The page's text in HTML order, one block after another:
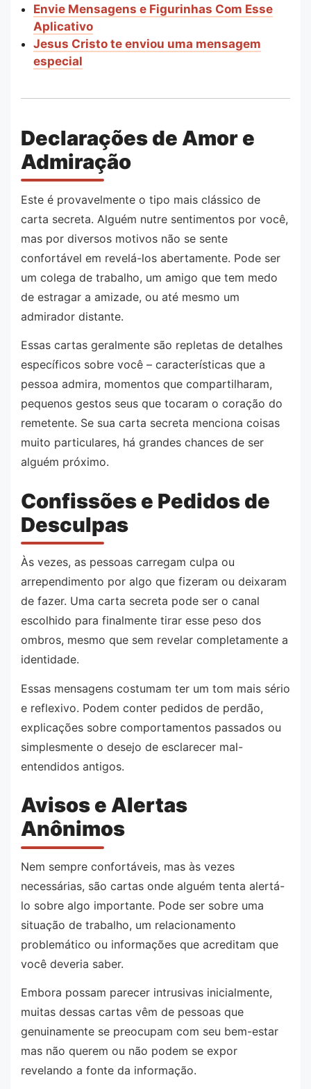
Envie Mensagens e Figurinhas Com Esse
Aplicativo
Jesus Cristo te enviou uma mensagem
especial
Declarações de Amor e
Admiração
Este é provavelmente o tipo mais clássico de
carta secreta. Alguém nutre sentimentos por você,
mas por diversos motivos não se sente
confortável em revelá-los abertamente. Pode ser
um colega de trabalho, um amigo que tem medo
de estragar a amizade, ou até mesmo um
admirador distante.
Essas cartas geralmente são repletas de detalhes
específicos sobre você – características que a
pessoa admira, momentos que compartilharam,
pequenos gestos seus que tocaram o coração do
remetente. Se sua carta secreta menciona coisas
muito particulares, há grandes chances de ser
alguém próximo.
Confissões e Pedidos de
Desculpas
Às vezes, as pessoas carregam culpa ou
arrependimento por algo que fizeram ou deixaram
de fazer. Uma carta secreta pode ser o canal
escolhido para finalmente tirar esse peso dos
ombros, mesmo que sem revelar completamente a
identidade.
Essas mensagens costumam ter um tom mais sério
e reflexivo. Podem conter pedidos de perdão,
explicações sobre comportamentos passados ou
simplesmente o desejo de esclarecer mal-
entendidos antigos.
Avisos e Alertas
Anônimos
Nem sempre confortáveis, mas às vezes
necessárias, são cartas onde alguém tenta alertá-
lo sobre algo importante. Pode ser sobre uma
situação de trabalho, um relacionamento
problemático ou informações que acreditam que
você deveria saber.
Embora possam parecer intrusivas inicialmente,
muitas dessas cartas vêm de pessoas que
genuinamente se preocupam com seu bem-estar
mas não querem ou não podem se expor
revelando a fonte da informação.